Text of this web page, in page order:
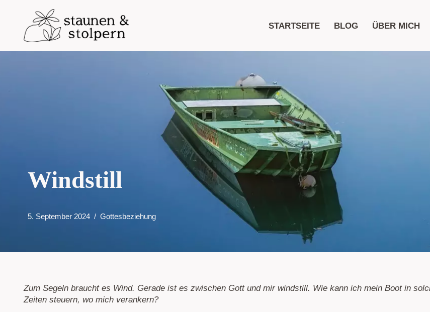
Inhalt
springen
STARTSEITE BLOG ÜBER MICH
Windstill
5. September 2024 Gottesbeziehung
Zum Segeln braucht es Wind. Gerade ist es zwischen Gott und mir windstill. Wie kann ich mein Boot in
Zeiten steuern, wo mich verankern?